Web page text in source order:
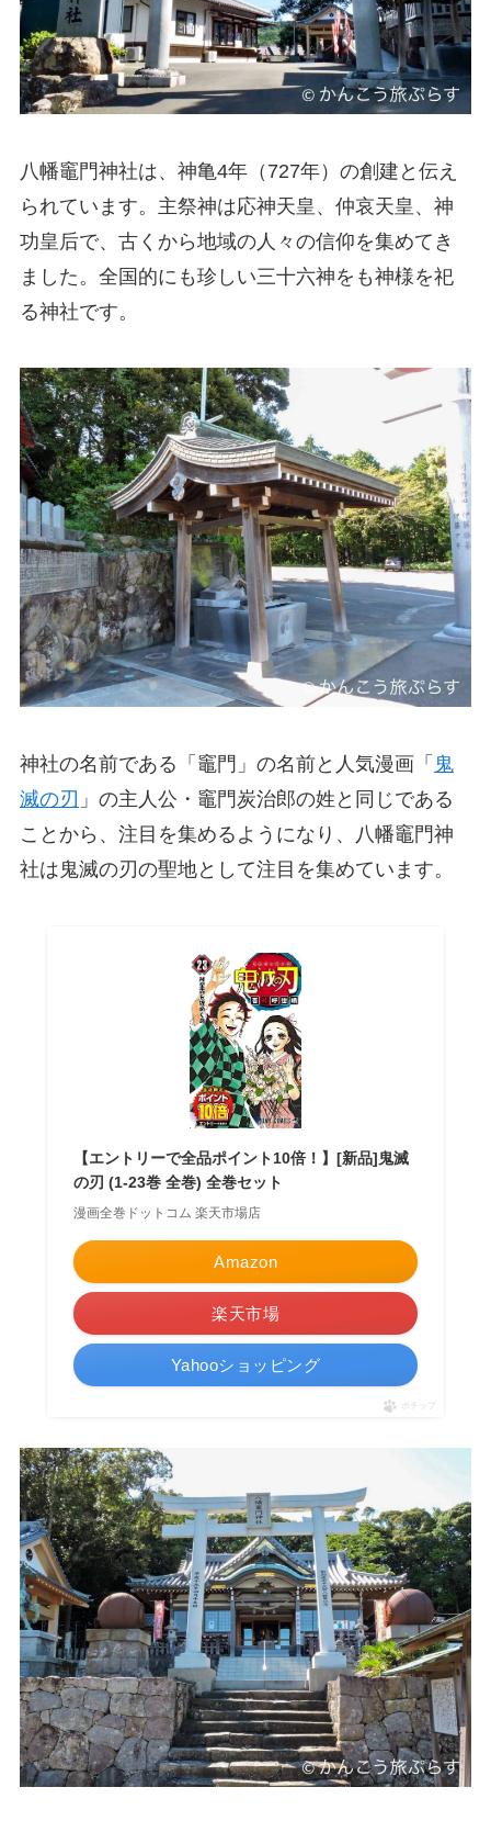
八幡竈門神社は、神亀4年（727年）の創建と伝え
られています。主祭神は応神天皇、仲哀天皇、神
功皇后で、古くから地域の人々の信仰を集めてき
ました。全国的にも珍しい三十六神をも神様を祀
る神社です。
神社の名前である「竈門」の名前と人気漫画「 鬼
滅の刃 」の主人公・竈門炭治郎の姓と同じである
ことから、注目を集めるようになり、八幡竈門神
社は鬼滅の刃の聖地として注目を集めています。
【エントリーで全品ポイント10倍！】[新品]鬼滅
の刃 (1-23巻 全巻) 全巻セット
漫画全巻ドットコム 楽天市場店
Amazon
楽天市場
Yahooショッピング
ポチップ